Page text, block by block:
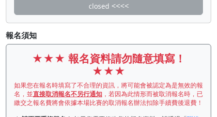
closed <<<<
報名須知
★★★ 報名資料請勿隨意填寫！
★★★
如果您在報名時填寫了不合理的資訊，將可能會被認定為是無效的報
名，並直接取消報名不另行通知 ，若因為此情形而被取消報名時，已
繳交之報名費將會依據本場比賽的取消報名辦法扣除手續費後退費！